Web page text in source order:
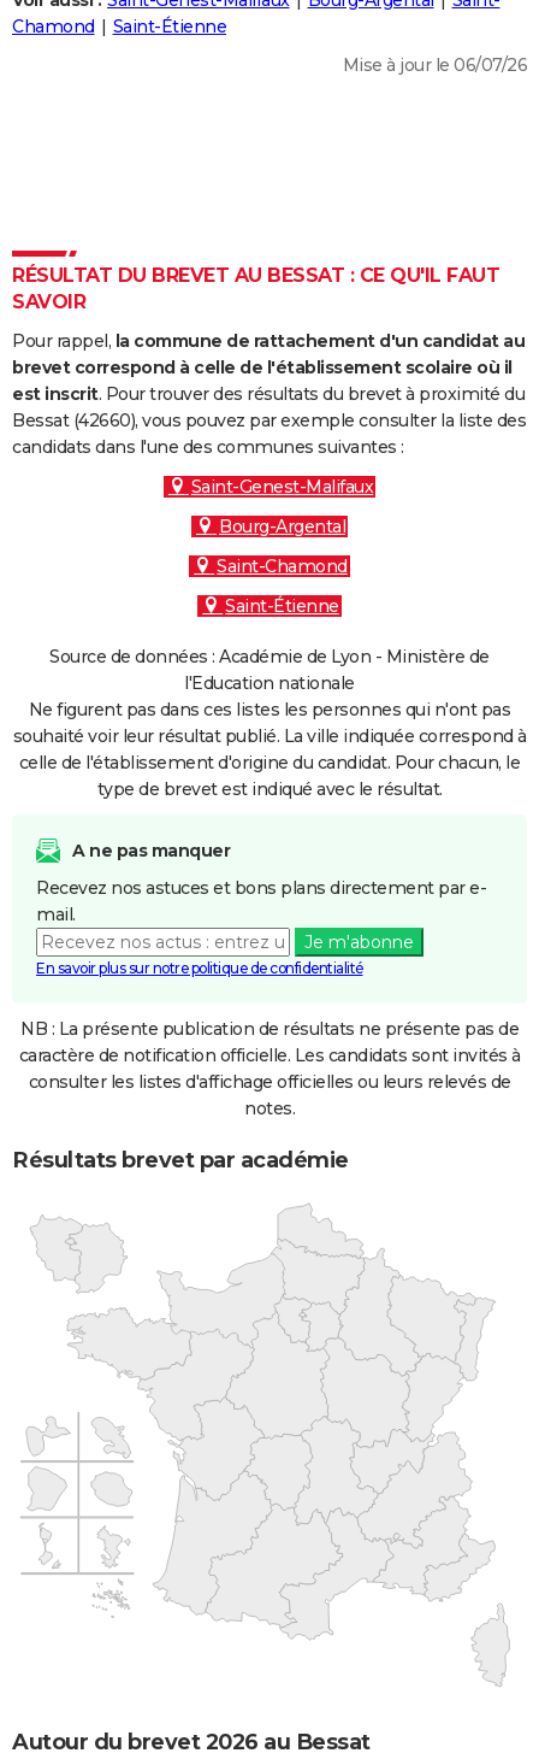
Destinations
City break
Voyage nature
Voyage de noces
Forum
Climat
+
PHOTO
Dictionnaire
Biographies
Citations
Expressions
Proverbes
PROGRAMME TV
S'inscrire
Se connecter
Lycées
Collèges
Primaires
Universités
Entreprises
Service militaire
Avis de recherche
AVIS DE DÉCÈS
FORUM
Chamond
Saint-Étienne
Mise à jour le 06/07/26
RÉSULTAT DU BREVET AU BESSAT : CE QU'IL FAUT
SAVOIR
Pour rappel, la commune de rattachement d'un candidat au
brevet correspond à celle de l'établissement scolaire où il
est inscrit. Pour trouver des résultats du brevet à proximité du
Bessat (42660), vous pouvez par exemple consulter la liste des
candidats dans l'une des communes suivantes :
Saint-Genest-Malifaux
Bourg-Argental
Saint-Chamond
Saint-Étienne
Source de données : Académie de Lyon - Ministère de
l'Education nationale
Ne figurent pas dans ces listes les personnes qui n'ont pas
souhaité voir leur résultat publié. La ville indiquée correspond à
celle de l'établissement d'origine du candidat. Pour chacun, le
type de brevet est indiqué avec le résultat.
A ne pas manquer
Recevez nos astuces et bons plans directement par e-
mail.
Je m'abonne
En savoir plus sur notre politique de confidentialité
NB : La présente publication de résultats ne présente pas de
caractère de notification officielle. Les candidats sont invités à
consulter les listes d'affichage officielles ou leurs relevés de
notes.
Résultats brevet par académie
Autour du brevet 2026 au Bessat